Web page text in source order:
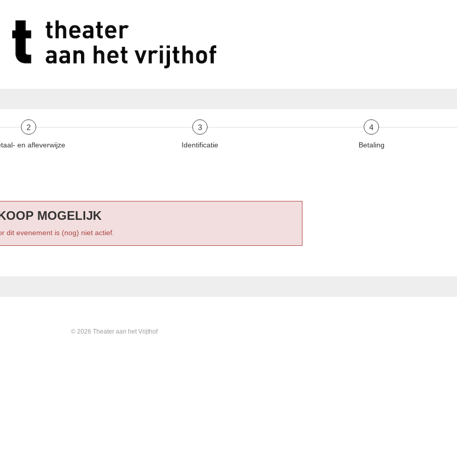
2
en afleverwijze
3
Identificatie
4
Betaling
MOGELIJK
dit evenement is (nog) niet actief.
© 2026 Theater aan het Vrijthof